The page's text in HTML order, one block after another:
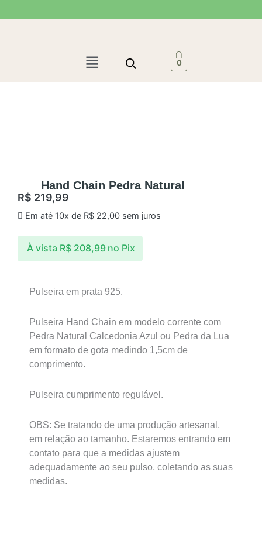
para
Menu 0
Hand Chain Pedra Natural
R$ 219,99
Em até 10x de R$22,00sem juros
À vista R$208,99 no Pix
Pulseira em prata 925.
Pulseira Hand Chain em modelo corrente com
Pedra Natural Calcedonia Azul ou Pedra da Lua
em formato de gota medindo 1,5cm de
comprimento.
Pulseira cumprimento regulável.
OBS: Se tratando de uma produção artesanal,
em relação ao tamanho. Estaremos entrando em
contato para que a medidas ajustem
adequadamente ao seu pulso, coletando as suas
medidas.